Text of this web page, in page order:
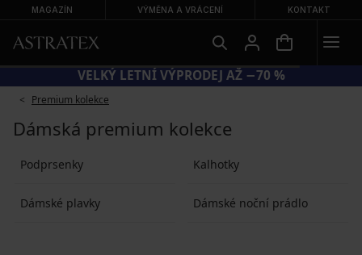
MAGAZÍN VÝMĚNA A VRÁCENÍ KONTAKT
VELKÝ LETNÍ VÝPRODEJ AŽ −70 %
Premium kolekce
Dámská premium kolekce
Podprsenky Kalhotky
Dámské plavky Dámské noční prádlo